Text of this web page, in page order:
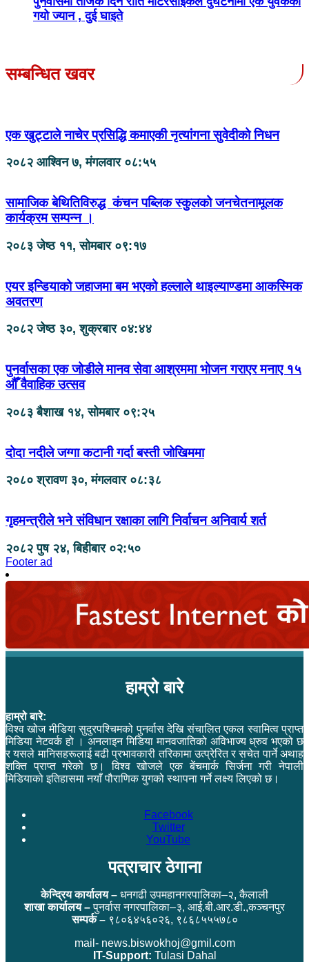
गयो ज्यान , दुई घाइते
सम्बन्धित खवर
एक खुट्टाले नाचेर प्रसिद्धि कमाएकी नृत्यांगना सुवेदीको निधन
२०८२ आश्विन ७, मंगलवार ०८:५५
सामाजिक बेथितिविरुद्ध कंचन पब्लिक स्कुलको जनचेतनामूलक
कार्यक्रम सम्पन्न ।
२०८३ जेष्ठ ११, सोमबार ०९:१७
एयर इन्डियाको जहाजमा बम भएको हल्लाले थाइल्याण्डमा आकस्मिक
अवतरण
२०८२ जेष्ठ ३०, शुक्रबार ०४:४४
पुनर्वासका एक जोडीले मानव सेवा आश्रममा भोजन गराएर मनाए १५
औँ वैवाहिक उत्सव
२०८३ बैशाख १४, सोमबार ०९:२५
दोदा नदीले जग्गा कटानी गर्दा बस्ती जोखिममा
२०८० श्रावण ३०, मंगलवार ०८:३८
गृहमन्त्रीले भने संविधान रक्षाका लागि निर्वाचन अनिवार्य शर्त
२०८२ पुष २४, बिहीबार ०२:५०
Footer ad
हाम्रो बारे
हाम्रो बारे:
विश्व खोज मीडिया सुदुरपश्चिमको पुनर्वास देखि संचालित एकल स्वामित्व प्राप्त
मिडिया नेटवर्क हो । अनलाइन मिडिया मानवजातिको अविभाज्य ध्रुव भएको छ
र यसले मानिसहरूलाई बढी प्रभावकारी तरिकामा उत्प्रेरित र सचेत पार्ने अथाह
शक्ति प्राप्त गरेको छ। विश्व खोजले एक बेंचमार्क सिर्जना गरी नेपाली
मिडियाको इतिहासमा नयाँ पौराणिक युगको स्थापना गर्ने लक्ष्य लिएको छ।
Facebook
Twitter
YouTube
पत्राचार ठेगाना
केन्द्रिय कार्यालय – धनगढी उपमहानगरपालिका–२, कैलाली
शाखा कार्यालय –पुनर्वास नगरपालिका–३, आई.बी.आर.डी.,कञ्चनपुर
सम्पर्क –९८०६४५६०२६, ९८६८५५५७८०
mail- news.biswokhoj@gmil.com
IT-Support: Tulasi Dahal